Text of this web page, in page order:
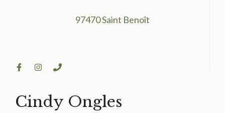
97470 Saint Benoît
Cindy Ongles